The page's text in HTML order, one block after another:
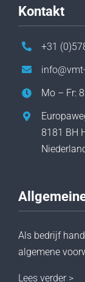
Kontakt
+31
Mo – Fr:
8181 BH
Als bedrijf
algemene
Lees verder >